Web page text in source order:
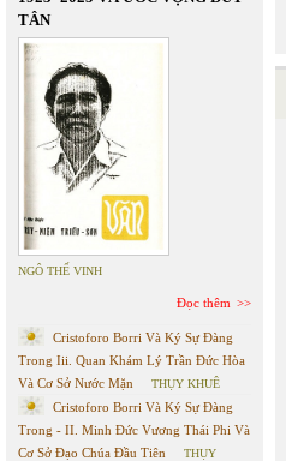
TÂN
NGÔ THẾ VINH
Đọc thêm
Cristoforo Borri Và Ký Sự Đàng
Trong Iii. Quan Khám Lý Trần Đức Hòa
Và Cơ Sở Nước Mặn
THỤY KHUÊ
Cristoforo Borri Và Ký Sự Đàng
Trong - II. Minh Đức Vương Thái Phi Và
Cơ Sở Đạo Chúa Đầu Tiên
THỤY